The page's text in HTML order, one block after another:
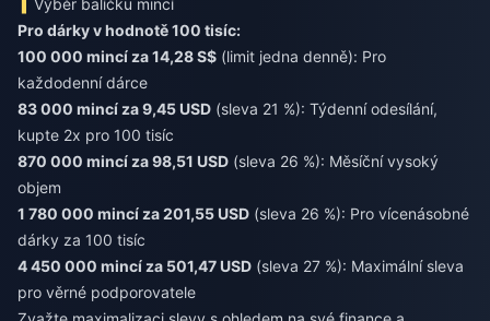
Výběr balíčku mincí
Pro dárky v hodnotě 100 tisíc:
100 000 mincí za 14,28 S$ (limit jedna denně): Pro
každodenní dárce
83 000 mincí za 9,45 USD (sleva 21 %): Týdenní odesílání,
kupte 2x pro 100 tisíc
870 000 mincí za 98,51 USD (sleva 26 %): Měsíční vysoký
objem
1 780 000 mincí za 201,55 USD (sleva 26 %): Pro vícenásobné
dárky za 100 tisíc
4 450 000 mincí za 501,47 USD (sleva 27 %): Maximální sleva
pro věrné podporovatele